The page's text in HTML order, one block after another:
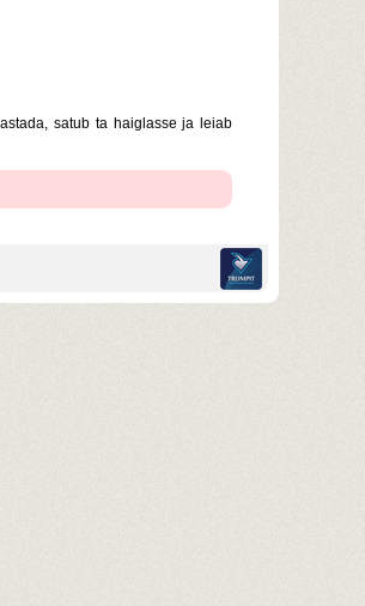
satub ta haiglasse ja leiab